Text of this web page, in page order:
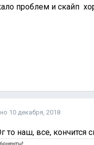
проблем и скайп
10 декабря, 2018
то наш, все, кончится